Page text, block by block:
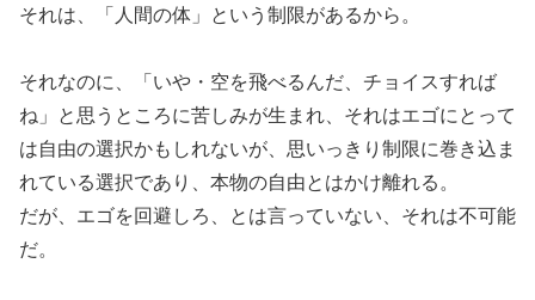
それは、「人間の体」という制限があるから。
それなのに、「いや・空を飛べるんだ、チョイスすれば
ね」と思うところに苦しみが生まれ、それはエゴにとって
は自由の選択かもしれないが、思いっきり制限に巻き込ま
れている選択であり、本物の自由とはかけ離れる。
だが、エゴを回避しろ、とは言っていない、それは不可能
だ。